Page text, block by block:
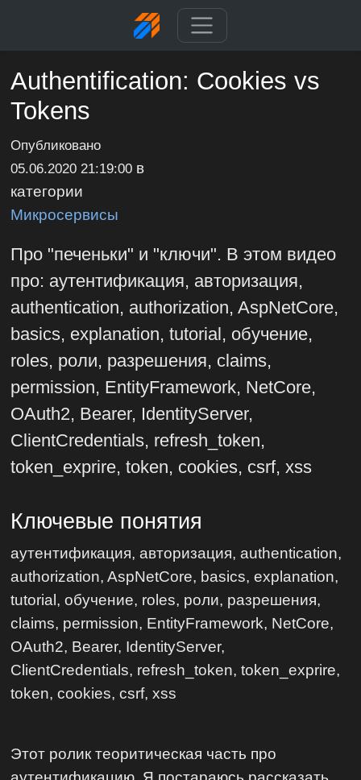
Authentification: Cookies vs
Tokens
Опубликовано
05.06.2020 21:19:00 в
категории
Микросервисы
Про "печеньки" и "ключи". В этом видео
про: аутентификация, авторизация,
authentication, authorization, AspNetCore,
basics, explanation, tutorial, обучение,
roles, роли, разрешения, claims,
permission, EntityFramework, NetCore,
OAuth2, Bearer, IdentityServer,
ClientCredentials, refresh_token,
token_exprire, token, cookies, csrf, xss
Ключевые понятия
аутентификация, авторизация, authentication,
authorization, AspNetCore, basics, explanation,
tutorial, обучение, roles, роли, разрешения,
claims, permission, EntityFramework, NetCore,
OAuth2, Bearer, IdentityServer,
ClientCredentials, refresh_token, token_exprire,
token, cookies, csrf, xss
Этот ролик теоритическая часть про